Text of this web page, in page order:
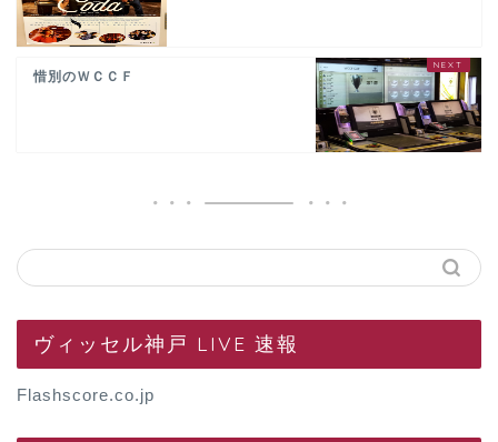
惜別のＷＣＣＦ
ヴィッセル神戸 LIVE 速報
Flashscore.co.jp